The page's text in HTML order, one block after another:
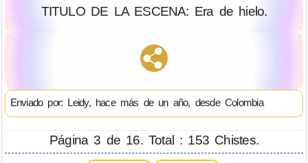
TITULO DE LA ESCENA: Era de hielo.
Enviado por: Leidy, hace más de un año, desde Colombia
Página 3 de 16. Total : 153 Chistes.